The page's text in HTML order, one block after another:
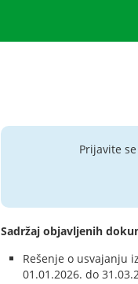
Prijavite
Sadržaj objavljenih
Rešenje o usvajanju
01.01.2026. do